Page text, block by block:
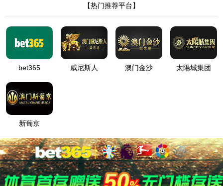
回到网站首页>